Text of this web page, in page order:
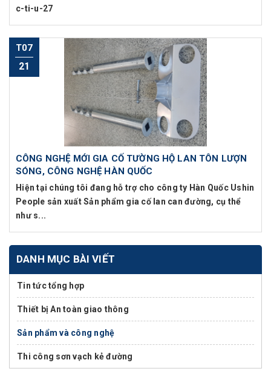
c-ti-u-27
T07
21
CÔNG NGHỆ MỚI GIA CỐ TƯỜNG HỘ LAN TÔN LƯỢN
SÓNG, CÔNG NGHỆ HÀN QUỐC
Hiện tại chúng tôi đang hỗ trợ cho công ty Hàn Quốc Ushin
People sản xuất Sản phẩm gia cố lan can đường, cụ thể
như s...
DANH MỤC BÀI VIẾT
Tin tức tổng hợp
Thiết bị An toàn giao thông
Sản phẩm và công nghệ
Thi công sơn vạch kẻ đường